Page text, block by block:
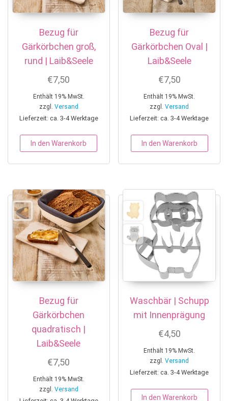
Bezug für
Gärkörbchen groß,
rund | Laib&Seele
€7,50
Enthält 19% MwSt.
zzgl. Versand
Lieferzeit: ca. 3-4 Werktage
In den Warenkorb
Bezug für
Gärkörbchen Oval |
Laib&Seele
€7,50
Enthält 19% MwSt.
zzgl.Versand
Lieferzeit: ca. 3-4 Werktage
In den Warenkorb
Bezug für
Gärkörbchen
quadratisch |
Laib&Seele
€7,50
Enthält 19% MwSt.
zzgl. Versand
Waschbär | Schupp
mit Innenprägung
€4,50
Enthält 19% MwSt.
zzgl.Versand
Lieferzeit: ca. 3-4 Werktage
In den Warenkorb